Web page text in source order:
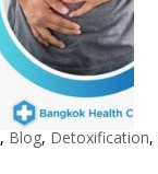
, Blog, Detoxification,